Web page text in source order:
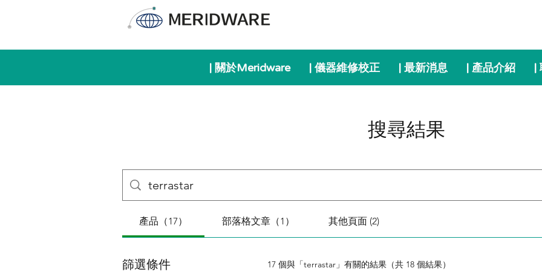
| 關於Meridware | 儀器維修校正 | 最新消息 | 產品介紹 |
搜尋結果
產品（17） 部落格文章（1） 其他頁面 (2)
篩選條件 17 個與「terrastar」有關的結果（共 18 個結果）